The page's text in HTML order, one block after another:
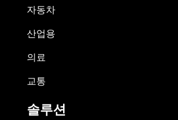
자동차
산업용
의료
교통
솔루션